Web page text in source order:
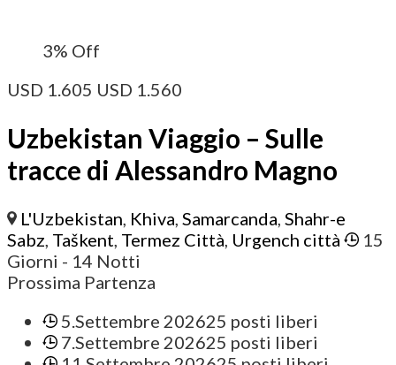
3% Off
USD 1.605 USD 1.560
Uzbekistan Viaggio – Sulle
tracce di Alessandro Magno
L'Uzbekistan, Khiva,Samarcanda,Shahr-e
Sabz, Taškent, Termez Città, Urgench città
15
Giorni - 14 Notti
Prossima Partenza
5.Settembre 202625 posti liberi
7.Settembre 202625 posti liberi